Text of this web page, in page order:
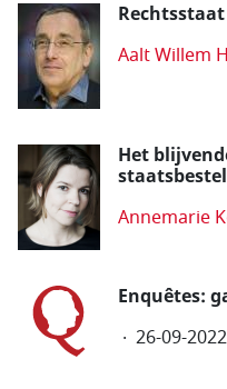
Aalt Willem
Het
staatsbestel
Annemarie
Enquêtes:
26-09-2022